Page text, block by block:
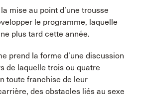
mise au point d’une trousse
le programme, laquelle
plus tard cette année.
prend la forme d’une discussion
de laquelle trois ou quatre
toute franchise de leur
des obstacles liés au sexe